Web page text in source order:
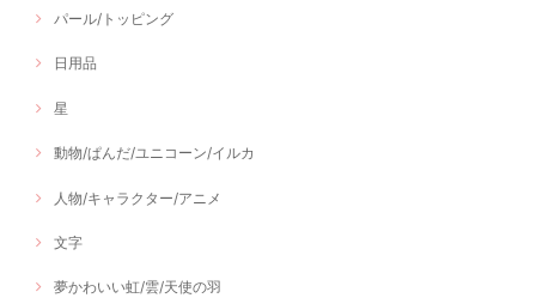
パール/トッピング
日用品
星
動物/ぱんだ/ユニコーン/イルカ
人物/キャラクター/アニメ
文字
夢かわいい虹/雲/天使の羽